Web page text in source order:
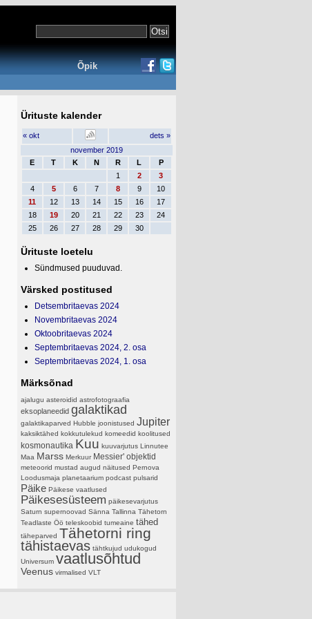
Õpik
Ürituste kalender
« okt
dets »
november 2019
E
T K N R L
P
1
2
3
4
5 6 7 8 9
10
11
12 13 14 15 16
17
18
19 20 21 22 23
24
25
26 27 28 29 30
Ürituste loetelu
Sündmused puuduvad.
Värsked postitused
Detsembritaevas 2024
Novembritaevas 2024
Oktoobritaevas 2024
Septembritaevas 2024, 2. osa
Septembritaevas 2024, 1. osa
Märksõnad
ajalugu asteroidid astrofotograafia
eksoplaneedid galaktikad
galaktikaparved Hubble joonistused Jupiter
kaksiktähed kokkutulekud komeedid koolitused
kosmonautika Kuu kuuvarjutus Linnutee
Maa Marss Merkuur Messier' objektid
meteoorid mustad augud näitused Pernova
Loodusmaja planetaarium podcast pulsarid
Päike Päikese vaatlused
Päikesesüsteem päikesevarjutus
Saturn supernoovad Sänna Tallinna Tähetorn
Teadlaste Öö teleskoobid tumeaine tähed
täheparved Tähetorni ring
tähistaevas tähtkujud udukogud
Universum vaatlusõhtud
Veenus virmalised VLT